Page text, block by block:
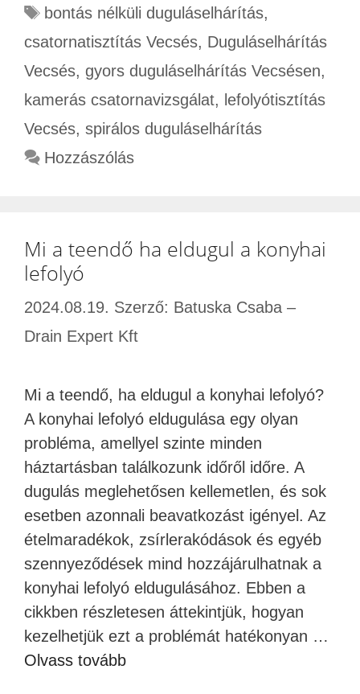
bontás nélküli duguláselhárítás,
csatornatisztítás Vecsés, Duguláselhárítás
Vecsés, gyors duguláselhárítás Vecsésen,
kamerás csatornavizsgálat, lefolyótisztítás
Vecsés, spirálos duguláselhárítás
Hozzászólás
Mi a teendő ha eldugul a konyhai
lefolyó
2024.08.19. Szerző: Batuska Csaba –
Drain Expert Kft
Mi a teendő, ha eldugul a konyhai lefolyó?
A konyhai lefolyó eldugulása egy olyan
probléma, amellyel szinte minden
háztartásban találkozunk időről időre. A
dugulás meglehetősen kellemetlen, és sok
esetben azonnali beavatkozást igényel. Az
ételmaradékok, zsírlerakódások és egyéb
szennyeződések mind hozzájárulhatnak a
konyhai lefolyó eldugulásához. Ebben a
cikkben részletesen áttekintjük, hogyan
kezelhetjük ezt a problémát hatékonyan …
Olvass tovább